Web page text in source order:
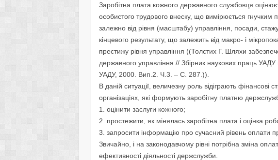
Заробітна плата кожного державного службовця
особистого трудового внеску, що вимірюється гнучким
залежно від рівня (масштабу) управління, посади,
кінцевого результату, що залежить від макро- і
престижу рівня управління ((Толстих Г. Шляхи
державного управління // Збірник наукових праць
УАДУ, 2000. Вип.2. Ч.3. – С. 287.)).
В даній ситуації, величезну роль відіграють фінансові
організаціях, які формують заробітну платню
1. оцінити заслуги кожного;
2. простежити, як мінялась заробітна плата і оцінка
3. запросити інформацію про сучасний рівень оплати
Звичайно, і на законодавчому рівні потрібна зміна
ефективності діяльності держслужби.